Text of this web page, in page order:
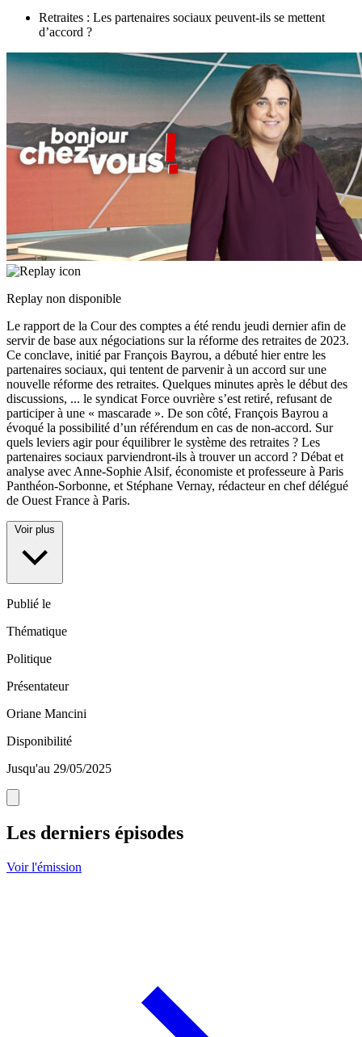
Retraites : Les partenaires sociaux peuvent-ils se mettent
d’accord ?
Replay non disponible
Le rapport de la Cour des comptes a été rendu jeudi dernier afin de
servir de base aux négociations sur la réforme des retraites de 2023.
Ce conclave, initié par François Bayrou, a débuté hier entre les
partenaires sociaux, qui tentent de parvenir à un accord sur une
nouvelle réforme des retraites. Quelques minutes après le début des
discussions, ... le syndicat Force ouvrière s’est retiré, refusant de
participer à une « mascarade ». De son côté, François Bayrou a
évoqué la possibilité d’un référendum en cas de non-accord. Sur
quels leviers agir pour équilibrer le système des retraites ? Les
partenaires sociaux parviendront-ils à trouver un accord ? Débat et
analyse avec Anne-Sophie Alsif, économiste et professeure à Paris
Panthéon-Sorbonne, et Stéphane Vernay, rédacteur en chef délégué
de Ouest France à Paris.
Voir plus
Publié le
Thématique
Politique
Présentateur
Oriane Mancini
Disponibilité
Jusqu'au 29/05/2025
Les derniers épisodes
Voir l'émission